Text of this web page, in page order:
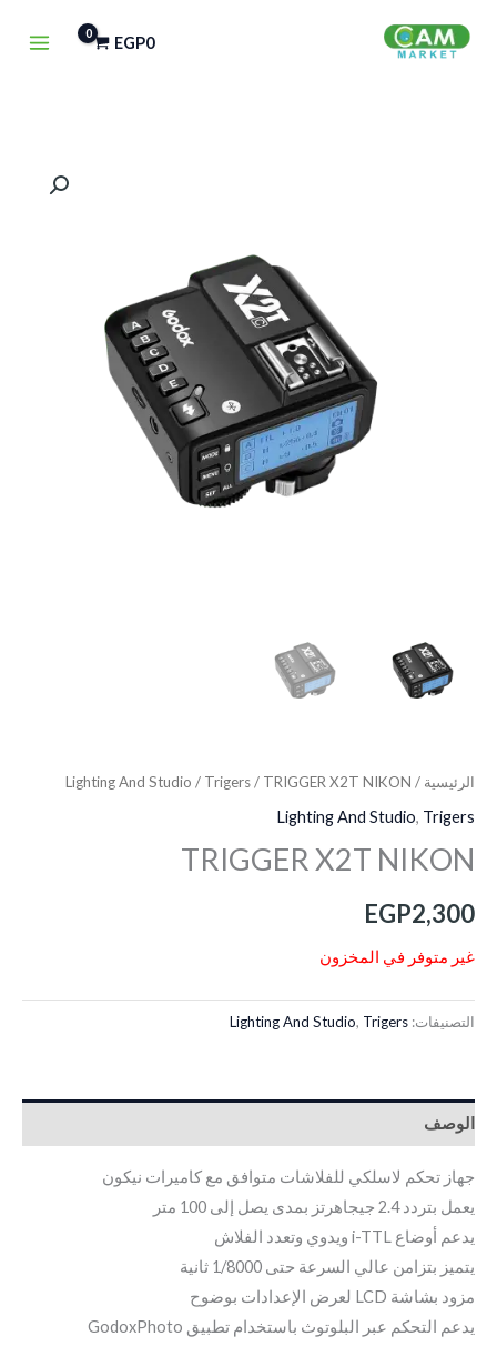
EGP0
الرئيسية /
Lighting And Studio / Trigers/ TRIGGER X2T NIKON
Lighting And Studio, Trigers
TRIGGER X2T NIKON
EGP2,300
غير متوفر في المخزون
التصنيفات: Lighting And Studio, Trigers
الوصف
جهاز تحكم لاسلكي للفلاشات متوافق مع كاميرات نيكون
يعمل بتردد 2.4 جيجاهرتز بمدى يصل إلى 100 متر
يدعم أوضاع i-TTL ويدوي وتعدد الفلاش
يتميز بتزامن عالي السرعة حتى 1/8000 ثانية
مزود بشاشة LCD لعرض الإعدادات بوضوح
يدعم التحكم عبر البلوتوث باستخدام تطبيق GodoxPhoto